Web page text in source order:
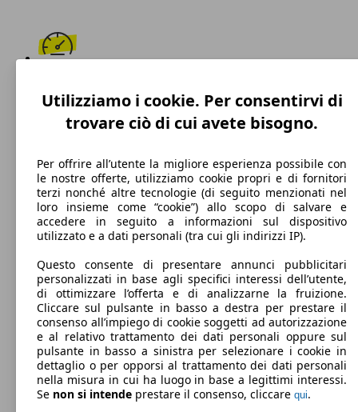
GPL
Carburante
100 g/km
Emissioni di CO2 (combinato)*
Ø 6.0 l/100km
Utilizziamo i cookie. Per consentirvi di
trovare ciò di cui avete bisogno.
Per offrire all’utente la migliore esperienza possibile con
le nostre offerte, utilizziamo cookie propri e di fornitori
terzi nonché altre tecnologie (di seguito menzionati nel
loro insieme come “cookie”) allo scopo di salvare e
accedere in seguito a informazioni sul dispositivo
utilizzato e a dati personali (tra cui gli indirizzi IP).
Questo consente di presentare annunci pubblicitari
personalizzati in base agli specifici interessi dell’utente,
di ottimizzare l’offerta e di analizzarne la fruizione.
Cliccare sul pulsante in basso a destra per prestare il
consenso all’impiego di cookie soggetti ad autorizzazione
e al relativo trattamento dei dati personali oppure sul
pulsante in basso a sinistra per selezionare i cookie in
dettaglio o per opporsi al trattamento dei dati personali
nella misura in cui ha luogo in base a legittimi interessi.
Se non si intende prestare il consenso, cliccare qui.